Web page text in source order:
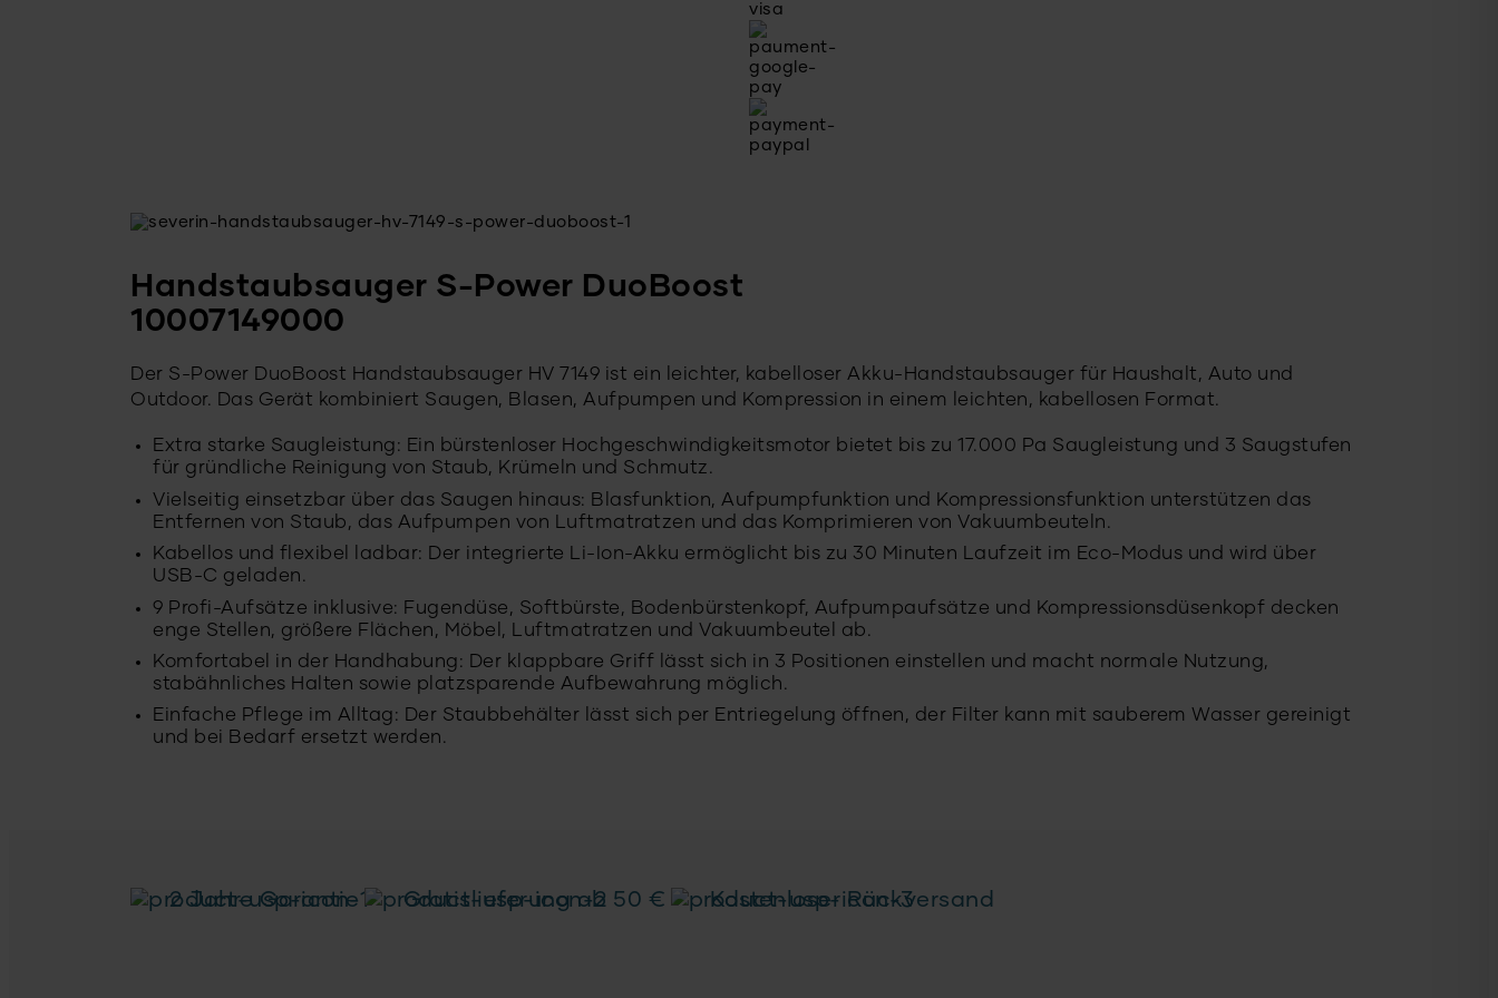
Handstaubsauger S-Power DuoBoost
10007149000
Der S-Power DuoBoost Handstaubsauger HV 7149 ist ein leichter, kabelloser Akku-Handstaubsauger für Haushalt, Auto und
Outdoor. Das Gerät kombiniert Saugen, Blasen, Aufpumpen und Kompression in einem leichten, kabellosen Format.
Extra starke Saugleistung: Ein bürstenloser Hochgeschwindigkeitsmotor bietet bis zu 17.000 Pa Saugleistung und 3 Saugstufen
für gründliche Reinigung von Staub, Krümeln und Schmutz.
Vielseitig einsetzbar über das Saugen hinaus: Blasfunktion, Aufpumpfunktion und Kompressionsfunktion unterstützen das
Entfernen von Staub, das Aufpumpen von Luftmatratzen und das Komprimieren von Vakuumbeuteln.
Kabellos und flexibel ladbar: Der integrierte Li-Ion-Akku ermöglicht bis zu 30 Minuten Laufzeit im Eco-Modus und wird über
USB-C geladen.
9 Profi-Aufsätze inklusive: Fugendüse, Softbürste, Bodenbürstenkopf, Aufpumpaufsätze und Kompressionsdüsenkopf decken
enge Stellen, größere Flächen, Möbel, Luftmatratzen und Vakuumbeutel ab.
Komfortabel in der Handhabung: Der klappbare Griff lässt sich in 3 Positionen einstellen und macht normale Nutzung,
stabähnliches Halten sowie platzsparende Aufbewahrung möglich.
Einfache Pflege im Alltag: Der Staubbehälter lässt sich per Entriegelung öffnen, der Filter kann mit sauberem Wasser gereinigt
und bei Bedarf ersetzt werden.
2 Jahre Garantie Gratislieferung ab 50 € Kostenloser Rückversand